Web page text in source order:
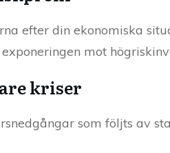
efter din ekonomiska
mot
kriser
som följts av